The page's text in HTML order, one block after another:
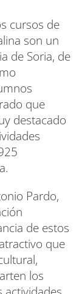
cursos de
son un
de Soria, de
que
destacado
Pardo,
de estos
que
los